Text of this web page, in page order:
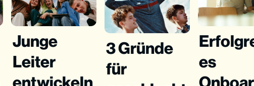
Junge
Leiter
entwickeln
3 Gründe
für
es